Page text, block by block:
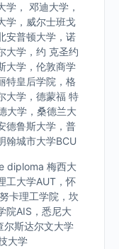
， 邓迪大学，
学，威尔士班戈
安普顿大学，诺
大学，约 克圣约
大学，伦敦商学
特皇后学院，格
大学，德蒙福 特
大学，桑德兰大
德鲁斯大学，普
翰城市大学BCU
diploma 梅西大
工大学AUT，怀
卡理工学院，坎
院AIS，悉尼大
尔斯达尔文大学
大学